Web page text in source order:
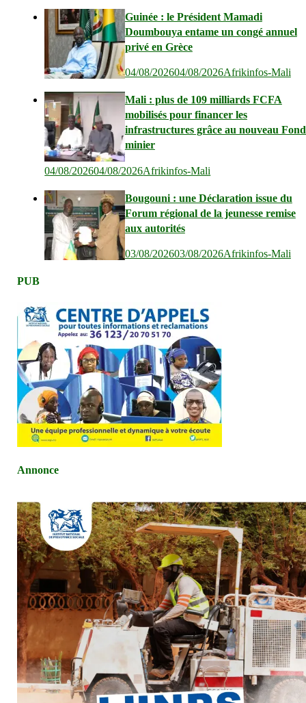
Guinée : le Président Mamadi
Doumbouya entame un congé annuel
privé en Grèce
04/08/202604/08/2026Afrikinfos-Mali
Mali : plus de 109 milliards FCFA
mobilisés pour financer les
infrastructures grâce au nouveau
minier
04/08/202604/08/2026Afrikinfos-Mali
Bougouni : une Déclaration issue du
Forum régional de la jeunesse remise
aux autorités
03/08/202603/08/2026Afrikinfos-Mali
PUB
Annonce